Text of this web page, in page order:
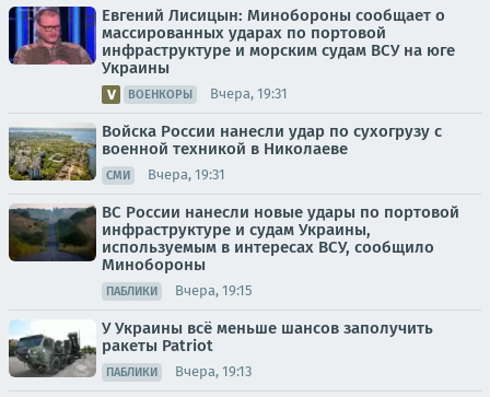
Евгений Лисицын: Минобороны сообщает о
массированных ударах по портовой
инфраструктуре и морским судам ВСУ на юге
Украины
ВОЕНКОРЫ Вчера, 19:31
Войска России нанесли удар по сухогрузу с
военной техникой в Николаеве
СМИ Вчера, 19:31
ВС России нанесли новые удары по портовой
инфраструктуре и судам Украины,
используемым в интересах ВСУ, сообщило
Минобороны
ПАБЛИКИ Вчера, 19:15
У Украины всё меньше шансов заполучить
ракеты Patriot
ПАБЛИКИ Вчера, 19:13